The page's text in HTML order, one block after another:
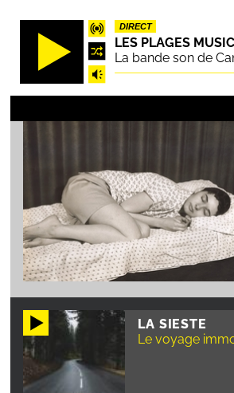
Aller
principal
DIRECT
LES PLAGES
La bande son de
LA SIESTE
Le voyage